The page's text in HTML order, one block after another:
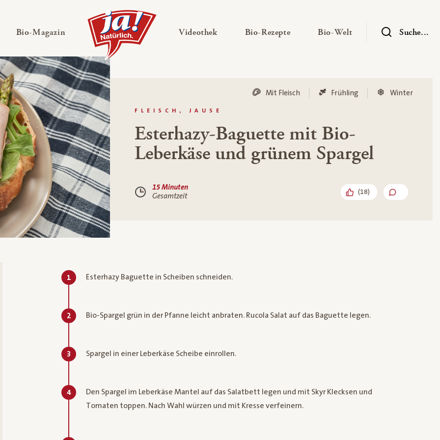
ausklappen
Bio-Magazin — Untermenü ausklappen Videothek— Untermenü ausklappen
Bio-Rezepte— Untermenü ausklappen
Bio-Welt — UntermenüSuche...
FLEISCH, JAUSE
Mit Fleisch Frühling Winter
Esterhazy-Baguette mit Bio-
Leberkäse und grünem Spargel
15 Minuten
Gesamtzeit
(18)
1 Esterhazy Baguette in Scheiben schneiden.
2 Bio-Spargel grün in der Pfanne leicht anbraten. Rucola Salat auf das Baguette legen.
3 Spargel in einer Leberkäse Scheibe einrollen.
4
Den Spargel im Leberkäse Mantel auf das Salatbett legen und mit Skyr Klecksen und
Tomaten toppen. Nach Wahl würzen und mit Kresse verfeinern.